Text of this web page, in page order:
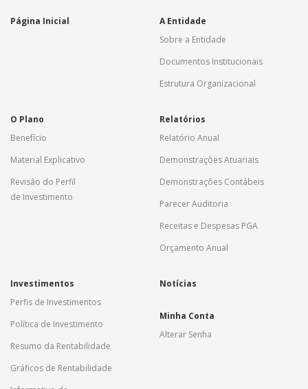
Página Inicial
A Entidade
Sobre a Entidade
Documentos Institucionais
Estrutura Organizacional
O Plano
Benefício
Material Explicativo
Revisão do Perfil
de Investimento
Relatórios
Relatório Anual
Demonstrações Atuariais
Demonstrações Contábeis
Parecer Auditoria
Receitas e Despesas PGA
Orçamento Anual
Investimentos
Perfis de Investimentos
Política de Investimento
Resumo da Rentabilidade
Gráficos de Rentabilidade
Notícias
Minha Conta
Alterar Senha